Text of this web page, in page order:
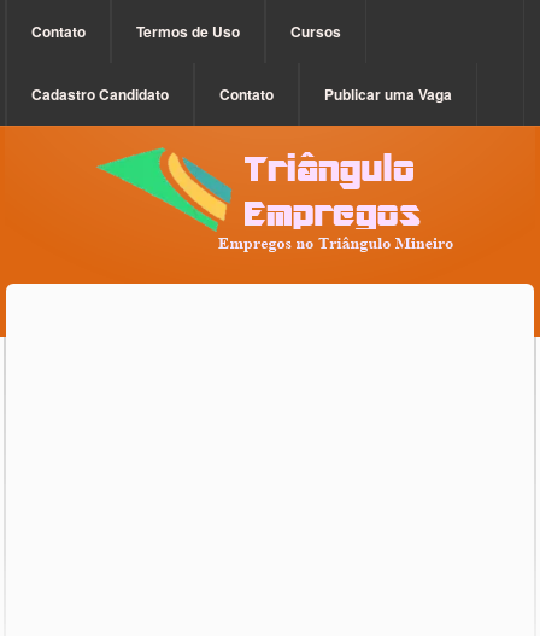
Contato Termos de Uso Cursos
Cadastro Candidato Contato Publicar uma Vaga